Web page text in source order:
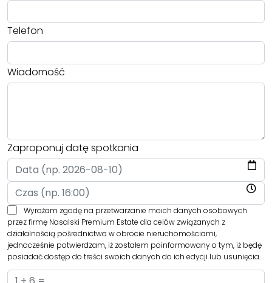
Telefon
Wiadomość
Zaproponuj datę spotkania
Wyrażam zgodę na przetwarzanie moich danych osobowych
przez firmę Nasalski Premium Estate dla celów związanych z
działalnością pośrednictwa w obrocie nieruchomościami,
jednocześnie potwierdzam, iż zostałem poinformowany o tym, iż będę
posiadać dostęp do treści swoich danych do ich edycji lub usunięcia.